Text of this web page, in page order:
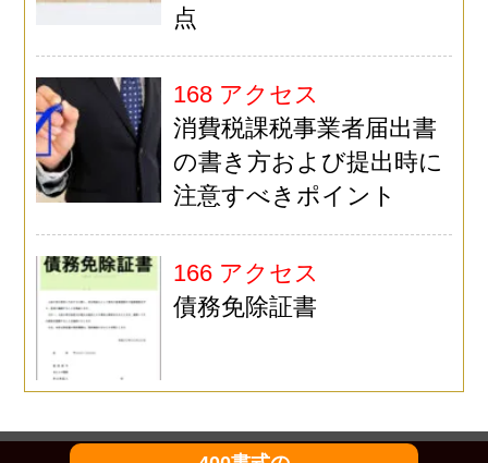
点
168 アクセス
消費税課税事業者届出書
の書き方および提出時に
注意すべきポイント
166 アクセス
債務免除証書